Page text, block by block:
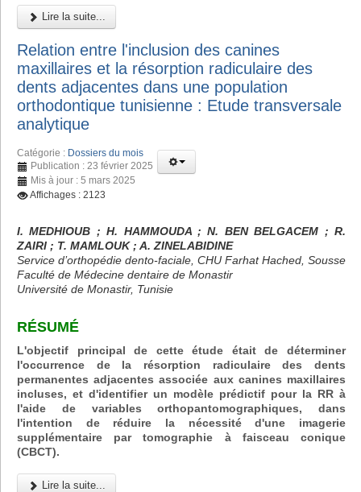
Lire la suite...
Relation entre l'inclusion des canines
maxillaires et la résorption radiculaire des
dents adjacentes dans une population
orthodontique tunisienne : Etude transversale
analytique
Catégorie : Dossiers du mois
Publication : 23 février 2025
Mis à jour : 5 mars 2025
Affichages : 2123
I. MEDHIOUB ; H. HAMMOUDA ; N. BEN BELGACEM ; R.
ZAIRI ; T. MAMLOUK ; A. ZINELABIDINE
Service d’orthopédie dento-faciale, CHU Farhat Hached, Sousse
Faculté de Médecine dentaire de Monastir
Université de Monastir, Tunisie
RÉSUMÉ
L'objectif principal de cette étude était de déterminer
l'occurrence de la résorption radiculaire des dents
permanentes adjacentes associée aux canines maxillaires
incluses, et d'identifier un modèle prédictif pour la RR à
l'aide de variables orthopantomographiques, dans
l'intention de réduire la nécessité d'une imagerie
supplémentaire par tomographie à faisceau conique
(CBCT).
Lire la suite...